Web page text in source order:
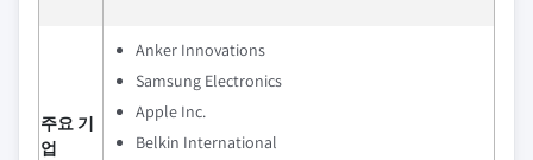
주요 기
업
Anker Innovations
Samsung Electronics
Apple Inc.
Belkin International